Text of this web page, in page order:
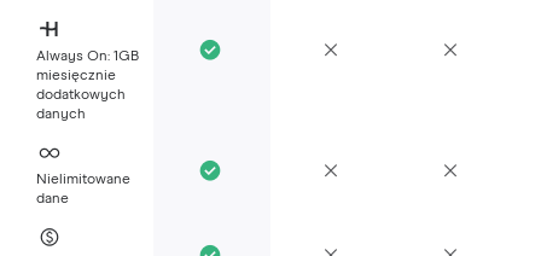
Always On: 1GB
miesięcznie
dodatkowych
danych
Nielimitowane
dane